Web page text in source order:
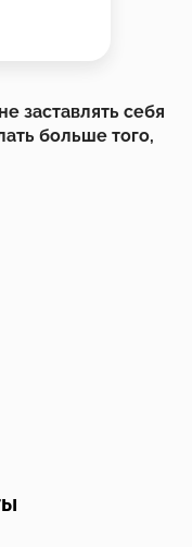
заставлять себя
больше того,